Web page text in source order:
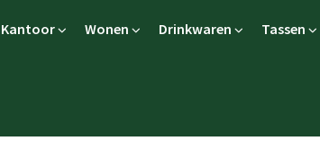
Kantoor Wonen Drinkwaren Tassen